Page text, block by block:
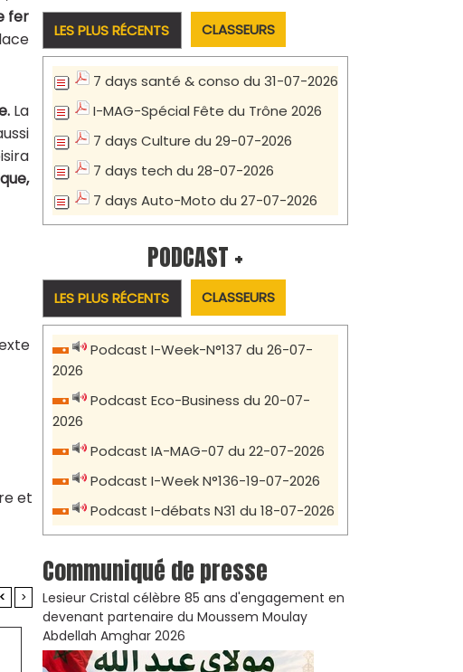
fer
La
et
< >
LES PLUS RÉCENTS CLASSEURS
7 days santé & conso du 31-07-2026
I-MAG-Spécial Fête du Trône 2026
7 days Culture du 29-07-2026
7 days tech du 28-07-2026
7 days Auto-Moto du 27-07-2026
PODCAST +
LES PLUS RÉCENTS CLASSEURS
Podcast I-Week-N°137 du 26-07-
2026
Podcast Eco-Business du 20-07-
2026
Podcast IA-MAG-07 du 22-07-2026
Podcast I-Week N°136-19-07-2026
Podcast I-débats N31 du 18-07-2026
Communiqué de presse
Lesieur Cristal célèbre 85 ans d'engagement en
devenant partenaire du Moussem Moulay
Abdellah Amghar 2026